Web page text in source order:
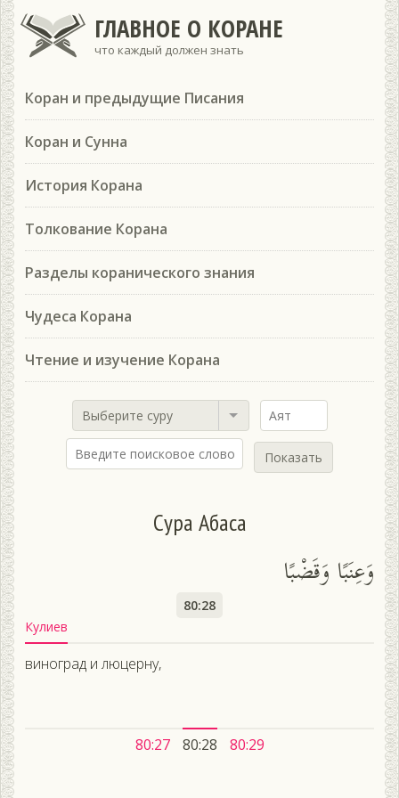
ГЛАВНОЕ О КОРАНЕ
что каждый должен знать
Коран и предыдущие Писания
Коран и Сунна
История Корана
Толкование Корана
Разделы коранического знания
Чудеса Корана
Чтение и изучение Корана
Выберите суру
Показать
Сура Абаса
وَعِنَبًا وَقَضْبًا
80:28
Кулиев
виноград и люцерну,
80:27 80:28 80:29